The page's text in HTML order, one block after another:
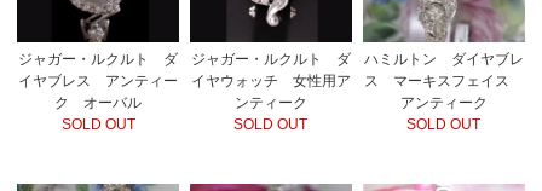
ジャガー・ルクルト ダ
イヤブレス アンティー
ク オーバル
SOLD OUT
ジャガー・ルクルト ダ
イヤウォッチ 女性用ア
ンティーク
SOLD OUT
ハミルトン ダイヤブレ
ス マーキスフェイス
アンティーク
SOLD OUT